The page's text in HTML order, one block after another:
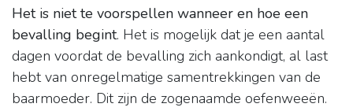
Het is niet te voorspellen wanneer en hoe een
bevalling begint. Het is mogelijk dat je een aantal
dagen voordat de bevalling zich aankondigt, al last
hebt van onregelmatige samentrekkingen van de
baarmoeder. Dit zijn de zogenaamde oefenweeën.